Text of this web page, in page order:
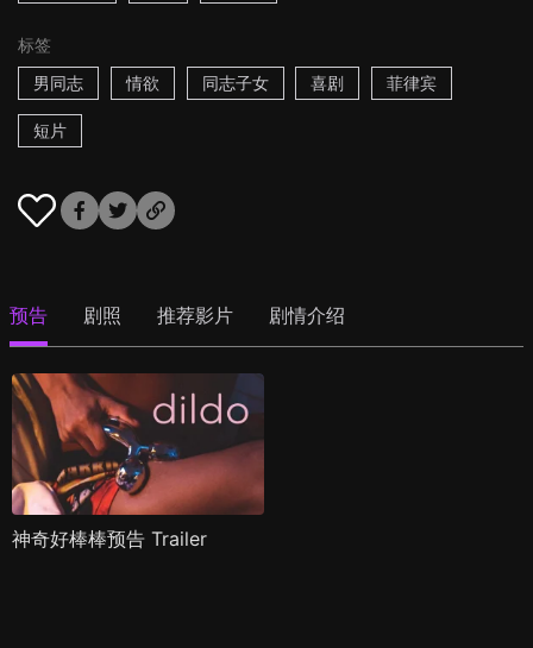
标签
男同志
情欲 同志子女 喜剧 菲律宾
短片
预告 剧照 推荐影片 剧情介绍
神奇好棒棒预告 Trailer